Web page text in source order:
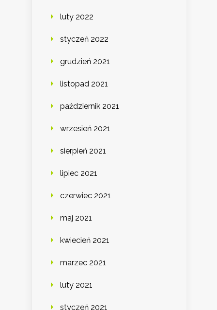
luty 2022
styczeń 2022
grudzień 2021
listopad 2021
październik 2021
wrzesień 2021
sierpień 2021
lipiec 2021
czerwiec 2021
maj 2021
kwiecień 2021
marzec 2021
luty 2021
styczeń 2021